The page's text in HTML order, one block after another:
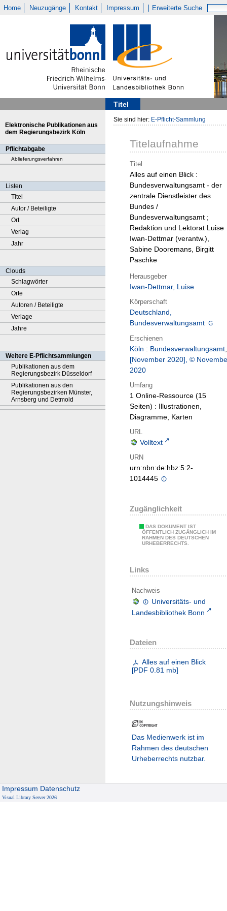
Home Neuzugänge Kontakt Impressum Erweiterte Suche
Titel
Elektronische Publikationen aus
dem Regierungsbezirk Köln
Pflichtabgabe
Ablieferungsverfahren
Listen
Titel
Autor / Beteiligte
Ort
Verlag
Jahr
Clouds
Schlagwörter
Orte
Autoren / Beteiligte
Verlage
Jahre
Weitere E-Pflichtsammlungen
Publikationen aus dem
Regierungsbezirk Düsseldorf
Publikationen aus den
Regierungsbezirken Münster,
Arnsberg und Detmold
Sie sind hier: E-Pflicht-Sammlung
Titelaufnahme
Titel
Alles auf einen Blick :
Bundesverwaltungsamt - der
zentrale Dienstleister des
Bundes /
Bundesverwaltungsamt ;
Redaktion und Lektorat Luise
Iwan-Dettmar (verantw.),
Sabine Dooremans, Birgitt
Paschke
Herausgeber
Iwan-Dettmar, Luise
Körperschaft
Deutschland,
Bundesverwaltungsamt
Erschienen
Köln : Bundesverwaltungsamt,
[November 2020], ©
2020
Umfang
1 Online-Ressource (15
Seiten) : Illustrationen,
Diagramme, Karten
URL
Volltext
URN
urn:nbn:de:hbz:5:2-
1014445
Zugänglichkeit
DAS DOKUMENT IST
ÖFFENTLICH ZUGÄNGLICH IM
RAHMEN DES DEUTSCHEN
URHEBERRECHTS.
Links
Nachweis
Universitäts- und
Landesbibliothek Bonn
Dateien
Alles auf einen Blick
[PDF 0.81 mb]
Nutzungshinweis
Das Medienwerk ist im
Rahmen des deutschen
Urheberrechts nutzbar.
Impressum Datenschutz
Visual Library Server 2026